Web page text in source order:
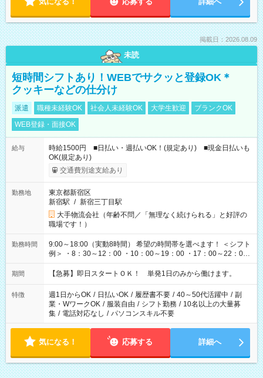
掲載日：2026.08.09
未読
短時間シフトあり！WEBでサクッと登録OK＊
クッキーなどの仕分け
派遣 職種未経験OK 社会人未経験OK 大学生歓迎
ブランクOK
WEB登録・面接OK
給与
時給1500円 ■日払い・週払いOK！(規定あり) ■現金日払いも
OK(規定あり)
交通費別途支給あり
勤務地
東京都新宿区
新宿駅 / 新宿三丁目駅
大手物流会社（年齢不問／「無理なく続けられる」と好評の
職場です！）
勤務時間
9:00～18:00（実動8時間） 希望の時間帯を選べます！ ＜シフト
例＞ ・8：30～12：00 ・10：00～19：00 ・17：00～22：00
・13：00～22：00 ・22：00～翌6：00 など
期間 【急募】即日スタートＯＫ！ 単発1日のみから働けます。
特徴 週1日からOK / 日払いOK / 履歴書不要 / 40～50代活躍中 / 副
業・WワークOK / 服装自由 / シフト勤務 / 10名以上の大量募
集 / 電話対応なし / パソコンスキル不要
気になる！ 応募する 詳細へ